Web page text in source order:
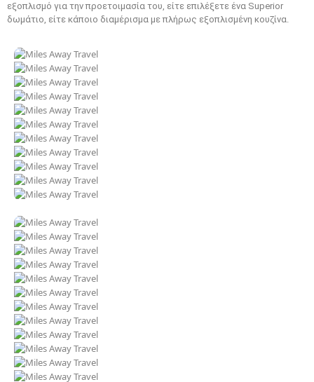
εξοπλισμό για την προετοιμασία του, είτε επιλέξετε ένα Superior
δωμάτιο, είτε κάποιο διαμέρισμα με πλήρως εξοπλισμένη κουζίνα.